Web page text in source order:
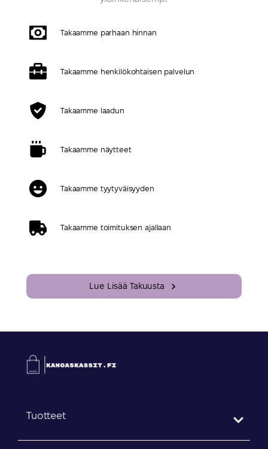
Takaamme parhaan hinnan
Takaamme henkilökohtaisen palvelun
Takaamme laadun
Takaamme näytteet
Takaamme tyytyväisyyden
Takaamme toimituksen ajallaan
Lue Lisää Takuusta
Tuotteet